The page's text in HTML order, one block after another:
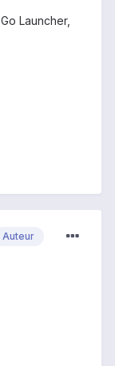
Launcher,
Auteur